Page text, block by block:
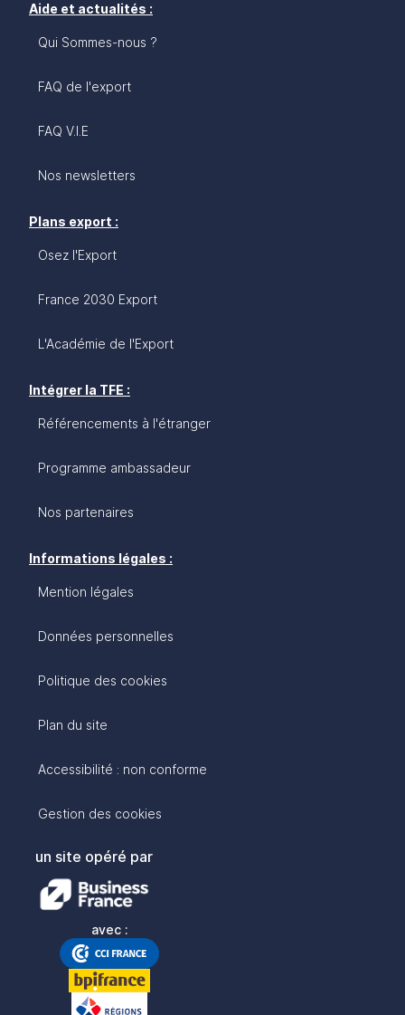
Aide et actualités :
Qui Sommes-nous ?
FAQ de l'export
FAQ V.I.E
Nos newsletters
Plans export :
Osez l'Export
France 2030 Export
L'Académie de l'Export
Intégrer la TFE :
Référencements à l'étranger
Programme ambassadeur
Nos partenaires
Informations légales :
Mention légales
Données personnelles
Politique des cookies
Plan du site
Accessibilité : non conforme
Gestion des cookies
un site opéré par
avec :